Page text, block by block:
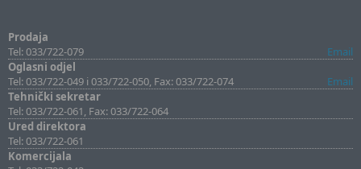
Prodaja
Tel: 033/722-079
Email
Oglasni odjel
Tel: 033/722-049 i 033/722-050, Fax: 033/722-074
Email
Tehnički sekretar
Tel: 033/722-061, Fax: 033/722-064
Ured direktora
Tel: 033/722-061
Komercijala